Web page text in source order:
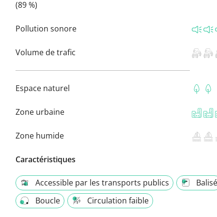
(89 %)
Pollution sonore
Volume de trafic
Espace naturel
Zone urbaine
Zone humide
Caractéristiques
Accessible par les transports publics
Balisé
Boucle
Circulation faible